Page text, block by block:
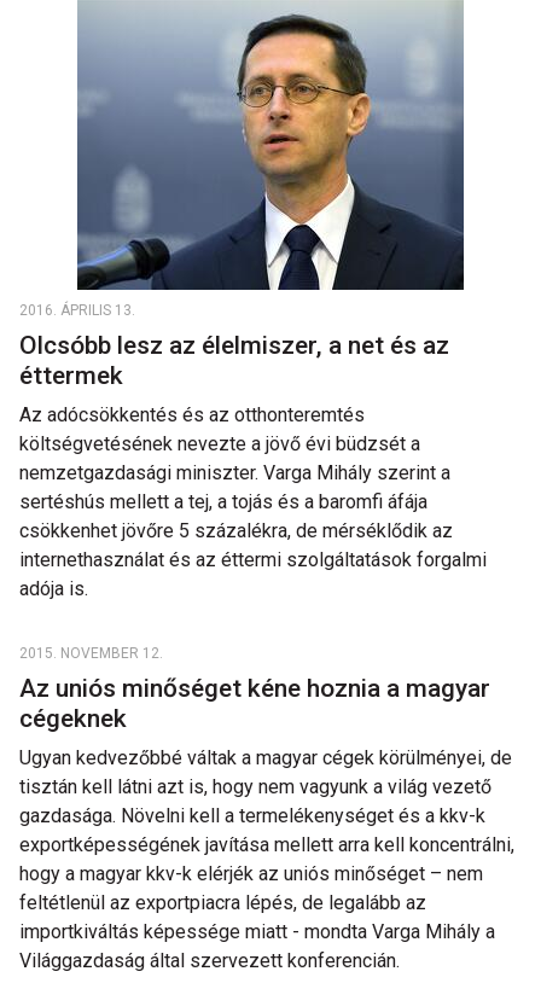
2016. ÁPRILIS 13.
Olcsóbb lesz az élelmiszer, a net és az
éttermek
Az adócsökkentés és az otthonteremtés
költségvetésének nevezte a jövő évi büdzsét a
nemzetgazdasági miniszter. Varga Mihály szerint a
sertéshús mellett a tej, a tojás és a baromfi áfája
csökkenhet jövőre 5 százalékra, de mérséklődik az
internethasználat és az éttermi szolgáltatások forgalmi
adója is.
2015. NOVEMBER 12.
Az uniós minőséget kéne hoznia a magyar
cégeknek
Ugyan kedvezőbbé váltak a magyar cégek körülményei, de
tisztán kell látni azt is, hogy nem vagyunk a világ vezető
gazdasága. Növelni kell a termelékenységet és a kkv-k
exportképességének javítása mellett arra kell koncentrálni,
hogy a magyar kkv-k elérjék az uniós minőséget – nem
feltétlenül az exportpiacra lépés, de legalább az
importkiváltás képessége miatt - mondta Varga Mihály a
Világgazdaság által szervezett konferencián.